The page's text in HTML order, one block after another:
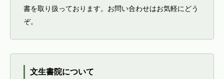
書を取り扱っております。お問い合わせはお気軽にどう
ぞ。
文生書院について